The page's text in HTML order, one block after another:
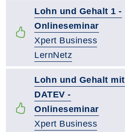
Lohn und Gehalt 1 -
Onlineseminar
Xpert Business
LernNetz
Lohn und Gehalt mit
DATEV -
Onlineseminar
Xpert Business